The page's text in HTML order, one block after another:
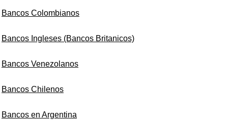
Bancos Colombianos
Bancos Ingleses (Bancos Britanicos)
Bancos Venezolanos
Bancos Chilenos
Bancos en Argentina